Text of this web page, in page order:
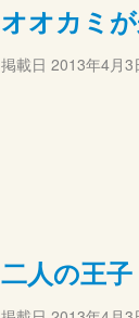
オオカミ
掲載日 2013年4月3
二人の王